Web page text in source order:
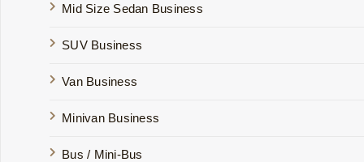
Mid Size Sedan Business
SUV Business
Van Business
Minivan Business
Bus / Mini-Bus